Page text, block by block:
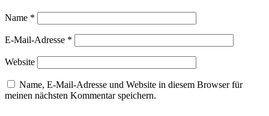
Name *
E-Mail-Adresse *
Website
Name, E-Mail-Adresse und Website in diesem Browser für
meinen nächsten Kommentar speichern.